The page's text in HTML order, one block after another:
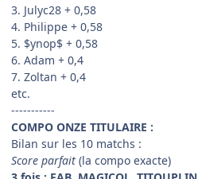
3. Julyc28 + 0,58
4. Philippe + 0,58
5. $ynop$ + 0,58
6. Adam + 0,4
7. Zoltan + 0,4
etc.
-----------
COMPO ONZE TITULAIRE :
Bilan sur les 10 matchs :
Score parfait (la compo exacte)